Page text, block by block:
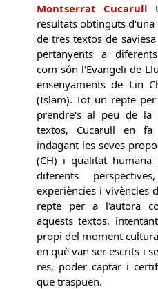
Montserrat Cucarull
resultats obtinguts
de tres textos de
pertanyents a
com són l'Evangeli de
ensenyaments de Lin
(Islam). Tot un repte
prendre's al peu de
textos, Cucarull en fa
indagant les seves
(CH) i qualitat humana
diferents
experiències i vivències
repte per a l'autora
aquests textos,
propi del moment
en què van ser escrits i
res, poder captar i
que traspuen.